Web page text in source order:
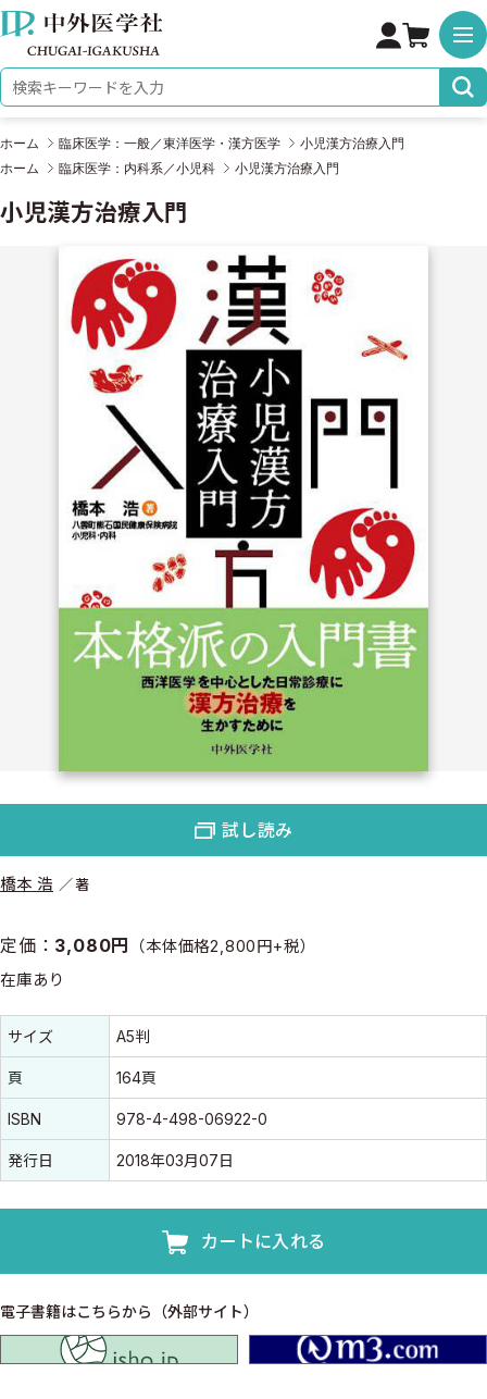
株式会社 中外医学社
検索キーワード
ホーム 臨床医学：一般／東洋医学・漢方医学
小児漢方治療入門
ホーム
臨床医学：内科系／小児科 小児漢方治療入門
小児漢方治療入門
橋本 浩 著
定価： 3,080円 （本体価格2,800円+税）
在庫あり
書誌情報
書誌情報
サイズ A5判
頁 164頁
ISBN 978-4-498-06922-0
発行日 2018年03月07日
カートに入れる
電子書籍はこちらから（外部サイト）
試し読み